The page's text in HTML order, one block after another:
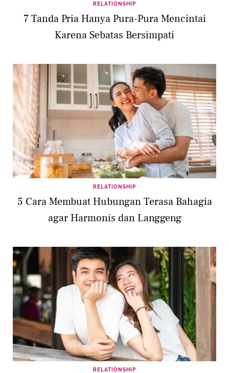
RELATIONSHIP
7 Tanda Pria Hanya Pura-Pura Mencintai
Karena Sebatas Bersimpati
RELATIONSHIP
5 Cara Membuat Hubungan Terasa Bahagia
agar Harmonis dan Langgeng
RELATIONSHIP